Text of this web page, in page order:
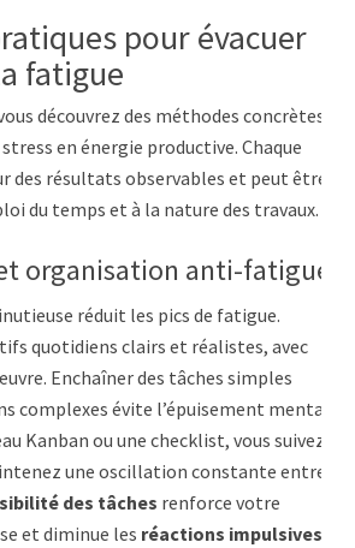
pour évacuer
fatigue
découvrez des méthodes concrètes
en énergie productive. Chaque
des résultats observables et peut être
du temps et à la nature des travaux.
organisation anti-fatigue
réduit les pics de fatigue.
quotidiens clairs et réalistes, avec
Enchaîner des tâches simples
complexes évite l’épuisement mental.
Kanban ou une checklist, vous suivez
une oscillation constante entre
des tâches renforce votre
et diminue les réactions impulsives